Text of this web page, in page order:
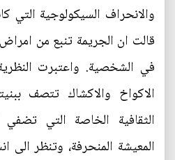
والانحراف السيكولوجية التي
قالت ان الجريمة تنبع من
في الشخصية. واعتبرت
الاكواخ والاكشاك تتصف
الثقافية الخاصة التي
المعيشة المنحرفة، وتنظر الى